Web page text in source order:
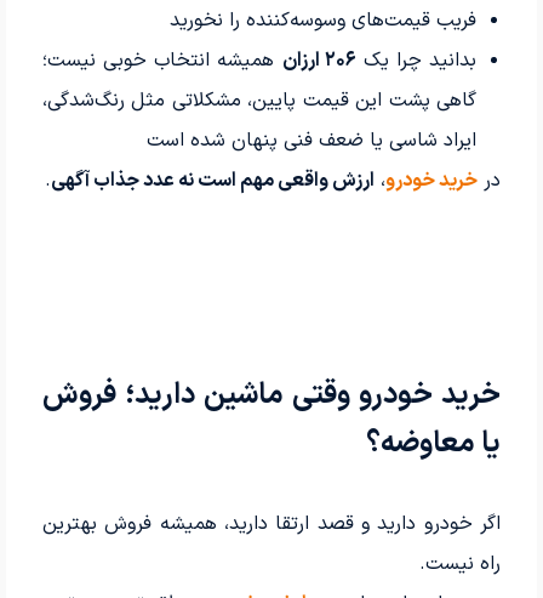
فریب قیمت‌های وسوسه‌کننده را نخورید
بدانید چرا یک ۲۰۶ ارزان
همیشه انتخاب خوبی نیست؛
گاهی پشت این قیمت پایین، مشکلاتی مثل رنگ‌شدگی،
ایراد شاسی یا ضعف فنی پنهان شده است
در خرید خودرو، ارزش واقعی مهم است نه عدد جذاب آگهی.
خرید خودرو وقتی ماشین دارید؛ فروش
یا معاوضه؟
اگر خودرو دارید و قصد ارتقا دارید، همیشه فروش بهترین
راه نیست.